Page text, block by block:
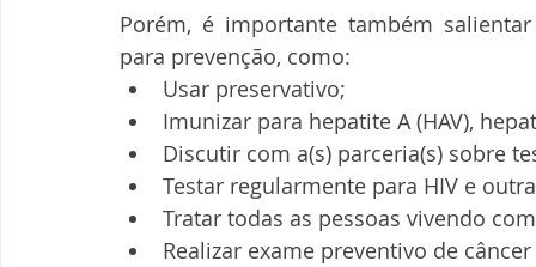
Porém, é importante também
para prevenção, como:
Usar preservativo;
Imunizar para hepatite A (HAV),
Discutir com a(s) parceria(s) sobre
Testar regularmente para HIV e
Tratar todas as pessoas vivendo
Realizar exame preventivo de